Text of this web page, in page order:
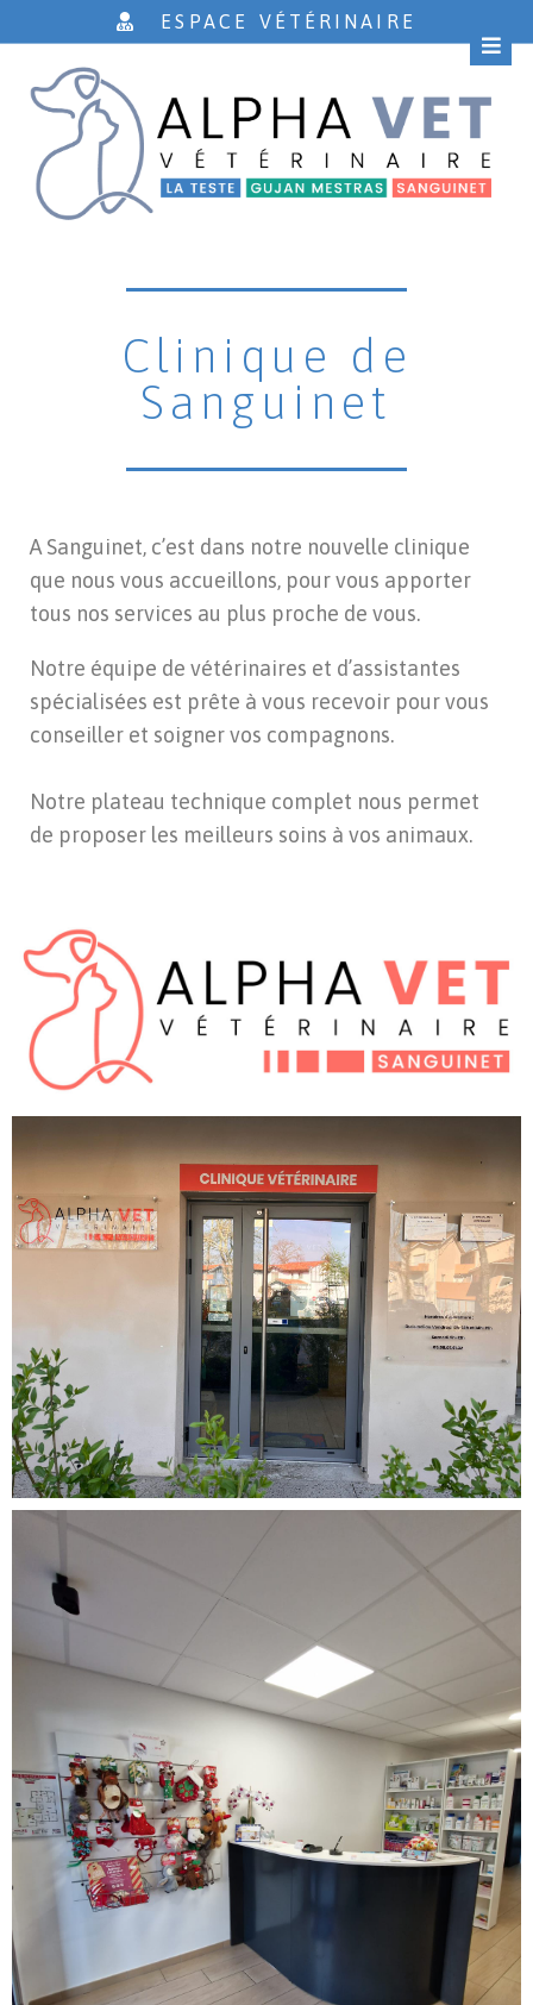
ESPACE VÉTÉRINAIRE
Clinique de
Sanguinet
A Sanguinet, c’est dans notre nouvelle clinique
que nous vous accueillons, pour vous apporter
tous nos services au plus proche de vous.
Notre équipe de vétérinaires et d’assistantes
spécialisées est prête à vous recevoir pour vous
conseiller et soigner vos compagnons.
Notre plateau technique complet nous permet
de proposer les meilleurs soins à vos animaux.